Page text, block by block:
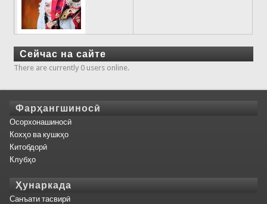
Сейчас на сайте
There are currently 0 users online.
Фарҳангшиносӣ
Осорхонашиносӣ
Кохҳо ва кушкҳо
Китобдорӣ
Клубҳо
Ҳунаркада
Санъати тасвирӣ